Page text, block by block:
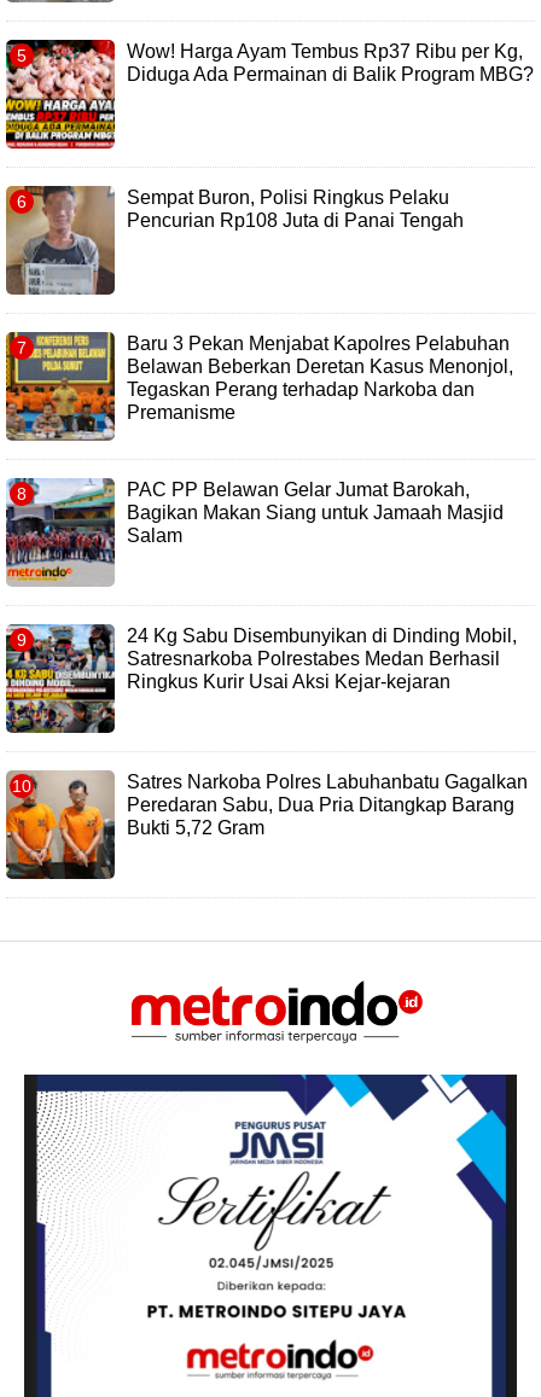
Wow! Harga Ayam Tembus Rp37 Ribu per Kg,
Diduga Ada Permainan di Balik Program MBG?
Sempat Buron, Polisi Ringkus Pelaku
Pencurian Rp108 Juta di Panai Tengah
Baru 3 Pekan Menjabat Kapolres Pelabuhan
Belawan Beberkan Deretan Kasus Menonjol,
Tegaskan Perang terhadap Narkoba dan
Premanisme
PAC PP Belawan Gelar Jumat Barokah,
Bagikan Makan Siang untuk Jamaah Masjid
Salam
24 Kg Sabu Disembunyikan di Dinding Mobil,
Satresnarkoba Polrestabes Medan Berhasil
Ringkus Kurir Usai Aksi Kejar-kejaran
Satres Narkoba Polres Labuhanbatu Gagalkan
Peredaran Sabu, Dua Pria Ditangkap Barang
Bukti 5,72 Gram